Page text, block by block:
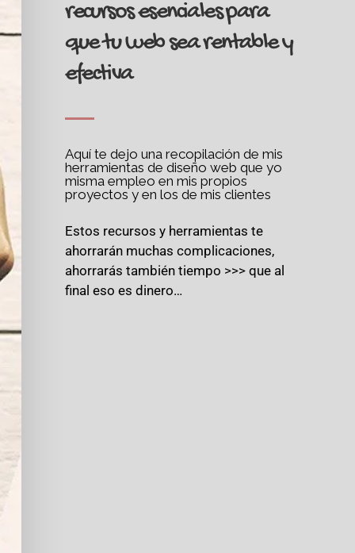
recursos esenciales para
que tu web sea rentable y
efectiva
Aquí te dejo una recopilación de mis
herramientas de diseño web que yo
misma empleo en mis propios
proyectos y en los de mis clientes​
Estos recursos y herramientas te
ahorrarán muchas complicaciones,
ahorrarás también tiempo >>> que al
final eso es dinero…